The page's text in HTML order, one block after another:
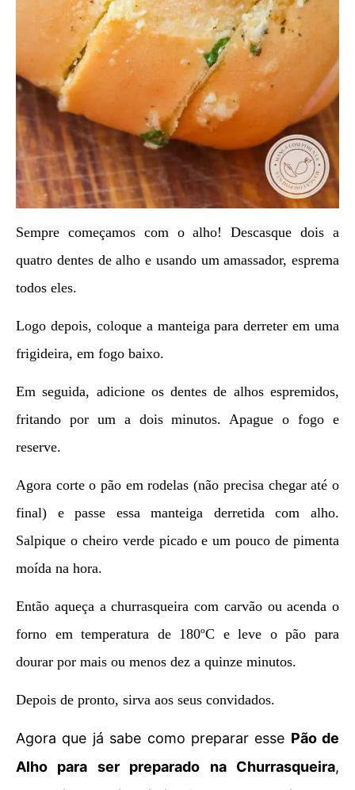
Sempre começamos com o alho! Descasque dois a
quatro dentes de alho e usando um amassador, esprema
todos eles.
Logo depois, coloque a manteiga para derreter em uma
frigideira, em fogo baixo.
Em seguida, adicione os dentes de alhos espremidos,
fritando por um a dois minutos. Apague o fogo e
reserve.
Agora corte o pão em rodelas (não precisa chegar até o
final) e passe essa manteiga derretida com alho.
Salpique o cheiro verde picado e um pouco de pimenta
moída na hora.
Então aqueça a churrasqueira com carvão ou acenda o
forno em temperatura de 180ºC e leve o pão para
dourar por mais ou menos dez a quinze minutos.
Depois de pronto, sirva aos seus convidados.
Agora que já sabe como preparar esse Pão de
Alho para ser preparado na Churrasqueira,